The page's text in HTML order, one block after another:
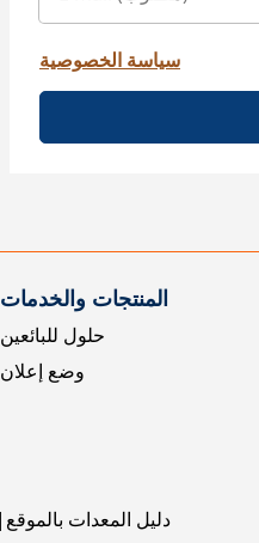
سياسة الخصوصية
المنتجات والخدمات
حلول للبائعين
وضع إعلان
دليل المعدات بالموقع